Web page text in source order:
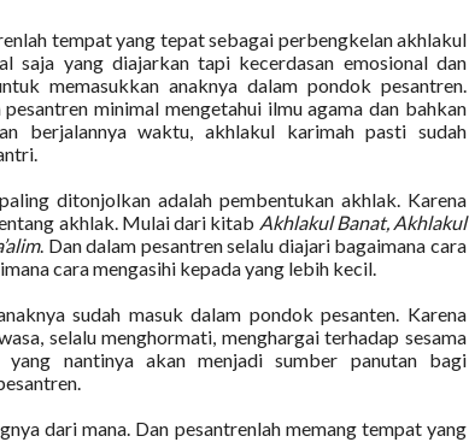
tempat yang tepat sebagai perbengkelan akhlakul
saja yang diajarkan tapi kecerdasan emosional dan
memasukkan anaknya dalam pondok pesantren.
minimal mengetahui ilmu agama dan bahkan
berjalannya waktu, akhlakul karimah pasti sudah
ditonjolkan adalah pembentukan akhlak. Karena
akhlak. Mulai dari kitab Akhlakul Banat, Akhlakul
. Dan dalam pesantren selalu diajari bagaimana cara
cara mengasihi kepada yang lebih kecil.
sudah masuk dalam pondok pesanten. Karena
selalu menghormati, menghargai terhadap sesama
nantinya akan menjadi sumber panutan bagi
dari mana. Dan pesantrenlah memang tempat yang